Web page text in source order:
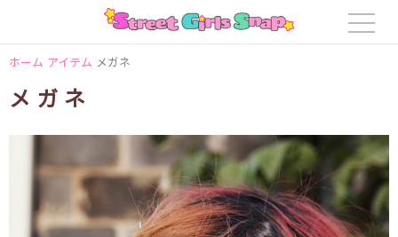
ホーム アイテム メガネ
メガネ